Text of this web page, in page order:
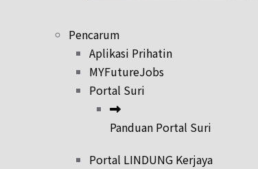
Pencarum
Aplikasi Prihatin
MYFutureJobs
Portal Suri
Panduan Portal Suri
Portal LINDUNG Kerjaya